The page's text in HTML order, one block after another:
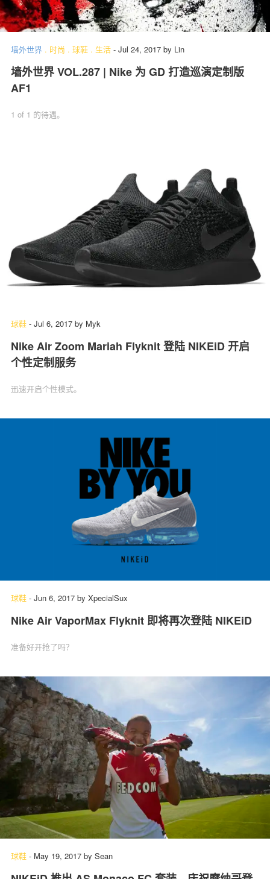
墙外世界 . 时尚 . 球鞋 . 生活 - Jul 24, 2017 by Lin
墙外世界 VOL.287 | Nike 为 GD 打造巡演定制版
AF1
1 of 1 的待遇。
球鞋 - Jul 6, 2017 by Myk
Nike Air Zoom Mariah Flyknit 登陆 NIKEiD 开启
个性定制服务
迅速开启个性模式。
球鞋 - Jun 6, 2017 by XpecialSux
Nike Air VaporMax Flyknit 即将再次登陆 NIKEiD
准备好开抢了吗？
球鞋 - May 19, 2017 by Sean